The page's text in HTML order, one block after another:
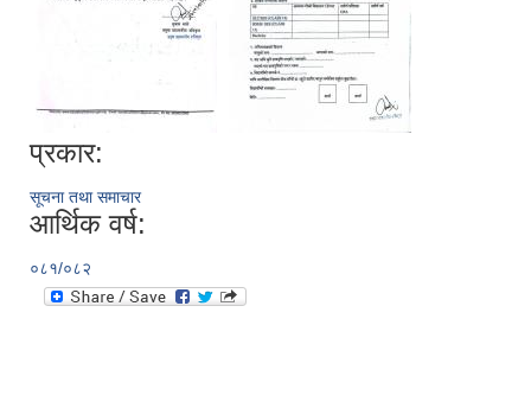
प्रकार:
सूचना तथा समाचार
आर्थिक वर्ष:
०८१/०८२